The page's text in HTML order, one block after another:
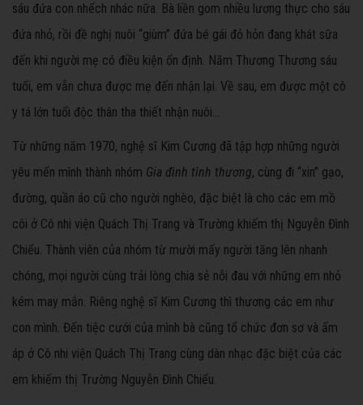
sáu đứa con nhếch nhác nữa. Bà liền gom nhiều lương thực cho sáu
đứa nhỏ, rồi đề nghị nuôi “giùm” đứa bé gái đỏ hỏn đang khát sữa
đến khi người mẹ có điều kiện ổn định. Năm Thương Thương sáu
tuổi, em vẫn chưa được mẹ đến nhận lại. Về sau, em được một cô
y tá lớn tuổi độc thân tha thiết nhận nuôi…
Từ những năm 1970, nghệ sĩ Kim Cương đã tập hợp những người
yêu mến mình thành nhóm Gia đình tình thương, cùng đi “xin” gạo,
đường, quần áo cũ cho người nghèo, đặc biệt là cho các em mồ
côi ở Cô nhi viện Quách Thị Trang và Trường khiếm thị Nguyễn Đình
Chiểu. Thành viên của nhóm từ mười mấy người tăng lên nhanh
chóng, mọi người cùng trải lòng chia sẻ nỗi đau với những em nhỏ
kém may mắn. Riêng nghệ sĩ Kim Cương thì thương các em như
con mình. Đến tiệc cưới của mình bà cũng tổ chức đơn sơ và ấm
áp ở Cô nhi viện Quách Thị Trang cùng dàn nhạc đặc biệt của các
em khiếm thị Trường Nguyễn Đình Chiểu.